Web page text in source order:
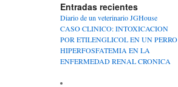
Entradas recientes
Diario de un veterinario JGHouse
CASO CLINICO: INTOXICACION
POR ETILENGLICOL EN UN PERRO
HIPERFOSFATEMIA EN LA
ENFERMEDAD RENAL CRONICA